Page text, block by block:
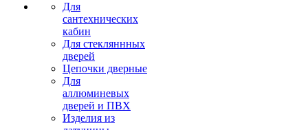
Для
сантехнических
кабин
Для стекляннных
дверей
Цепочки дверные
Для
аллюминевых
дверей и ПВХ
Изделия из